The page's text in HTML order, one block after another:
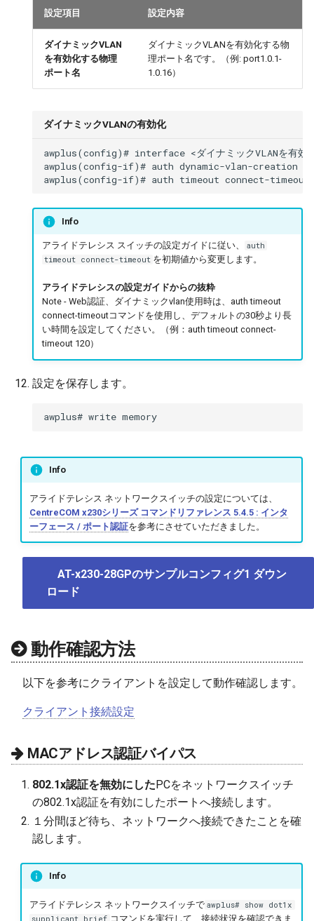
設定項目 設定内容
ダイナミックVLAN
を有効化する物理
ポート名
ダイナミックVLANを有効化する物
理ポート名です。（例: port1.0.1-
1.0.16）
ダイナミックVLANの有効化
awplus(config)# interface <ダイナミックVLANを有効化
awplus(config-if)# auth dynamic-vlan-creation
Info
アライドテレシス スイッチの設定ガイドに従い、
auth
timeout connect-timeout を初期値から変更します。
アライドテレシスの設定ガイドからの抜粋
Note - Web認証、ダイナミックvlan使用時は、auth timeout
connect-timeoutコマンドを使用し、デフォルトの30秒より長
い時間を設定してください。（例：auth timeout connect-
timeout 120）
設定を保存します。
Info
アライドテレシス ネットワークスイッチの設定については、
CentreCOM x230シリーズ コマンドリファレンス 5.4.5 : インタ
ーフェース / ポート認証を参考にさせていただきました。
AT-x230-28GPのサンプルコンフィグ1 ダウン
ロード
動作確認方法
以下を参考にクライアントを設定して動作確認します。
クライアント接続設定
MACアドレス認証バイパス
802.1x認証を無効にした PCをネットワークスイッチ
の802.1x認証を有効にしたポートへ接続します。
１分間ほど待ち、ネットワークへ接続できたことを確
認します。
Info
アライドテレシス ネットワークスイッチで awplus# show dot1x
supplicant brief コマンドを実行して、接続状況を確認できま